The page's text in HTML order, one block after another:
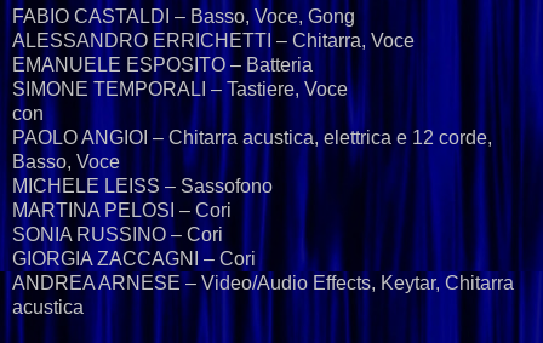
FABIO CASTALDI – Basso, Voce, Gong
ALESSANDRO ERRICHETTI – Chitarra, Voce
EMANUELE ESPOSITO – Batteria
SIMONE TEMPORALI – Tastiere, Voce
con
PAOLO ANGIOI – Chitarra acustica, elettrica e 12 corde,
Basso, Voce
MICHELE LEISS – Sassofono
MARTINA PELOSI – Cori
SONIA RUSSINO – Cori
GIORGIA ZACCAGNI – Cori
ANDREA ARNESE – Video/Audio Effects, Keytar, Chitarra
acustica